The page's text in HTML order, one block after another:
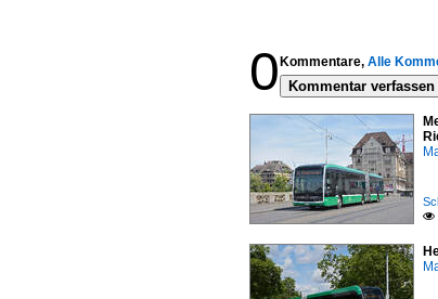
0 Kommentare, Alle
Kommentar verfassen
